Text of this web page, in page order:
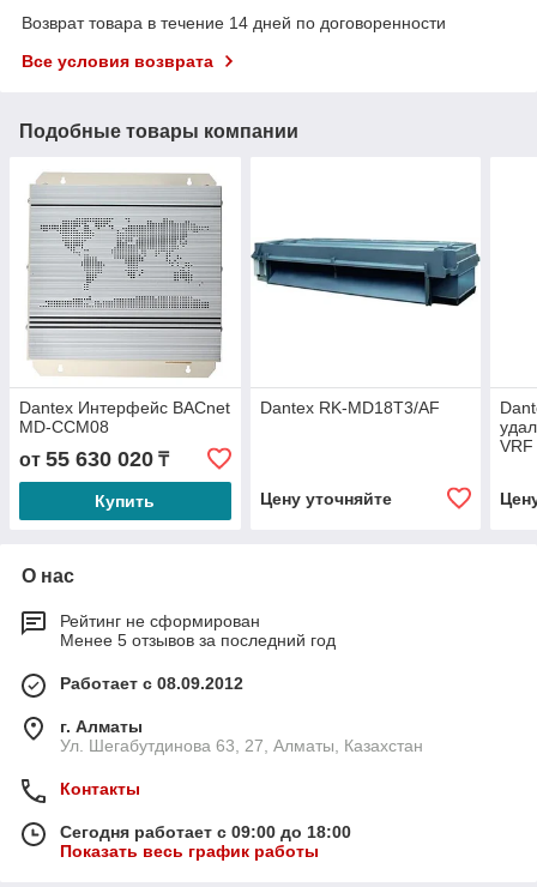
Возврат товара в течение 14 дней по договоренности
Все условия возврата
Подобные товары компании
Dantex Интерфейс BACnet
MD-CCM08
от 55 630 020 ₸
Купить
Dantex RK-MD18T3/AF
Цену уточняйте
О нас
Рейтинг не сформирован
Менее 5 отзывов за последний год
Работает с 08.09.2012
г. Алматы
Ул. Шегабутдинова 63, 27, Алматы, Казахстан
Контакты
Сегодня работает с 09:00 до 18:00
Показать весь график работы